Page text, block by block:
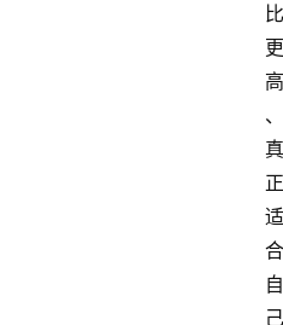
比
更
高
、
真
正
适
合
自
己